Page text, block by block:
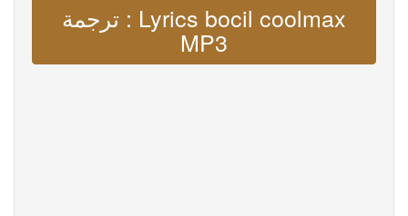
ترجمة : Lyrics bocil coolmax
MP3